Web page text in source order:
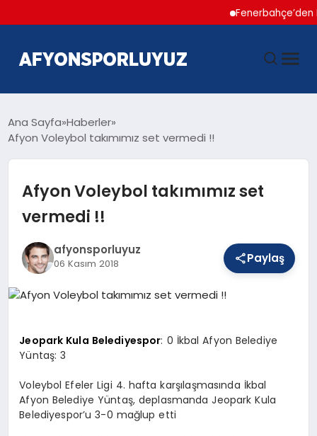
Fenerbahçe’den
AFYONSPOR
FUTBOL
Ana Sayfa Haberler
Afyon Voleybol takımımız set vermedi !!
Afyon Voleybol takımımız set
vermedi !!
afyonsporluyuz
06 Kasım 2018 Paylaş
Jeopark Kula Belediyespor: 0 İkbal Afyon Belediye
Yüntaş: 3
Voleybol Efeler Ligi 4. hafta karşılaşmasında İkbal
Afyon Belediye Yüntaş, deplasmanda Jeopark Kula
Belediyespor’u 3-0 mağlup etti